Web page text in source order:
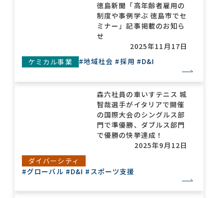
#森六って何？
#グローバルネットワーク
#統合報告書
徳島新聞「高年齢者雇用の
制度や事例学ぶ 徳島市でセ
ミナー」記事掲載のお知ら
せ
2025年11月17日
ケミカル事業
#地域社会 #採用 #D&I
森六社員の車いすテニス 城
智哉選手がイタリアで開催
の国際大会のシングルス部
門で準優勝、ダブルス部門
で優勝の快挙達成！
2025年9月12日
ダイバーシティ
#グローバル #D&I #スポーツ支援